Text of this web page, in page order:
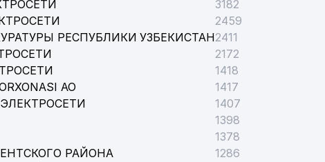
3182
2459
РЕСПУБЛИКИ УЗБЕКИСТАН2411
2172
1418
АО
1417
1407
1398
1378
РАЙОНА
1286